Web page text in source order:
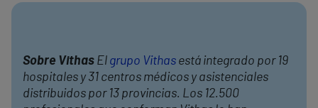
Sobre Vithas El grupo Vithas está integrado por 19
hospitales y 31 centros médicos y asistenciales
distribuidos por 13 provincias. Los 12.500